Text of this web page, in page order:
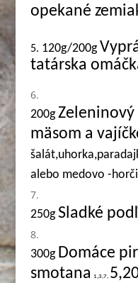
opekané
5. 120g/200g
tatárska
200gZeleninový
mäsom a
alebo medovo -
250g Sladké
300g Domáce
smotana
1,3,7,